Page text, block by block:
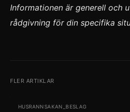
Informationen är generell och
rådgivning för din specifika
FLER ARTIKLAR
HUSRANNSAKAN_BESLAG